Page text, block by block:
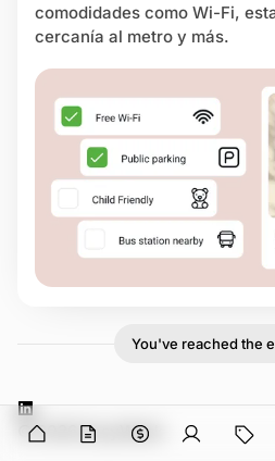
comodidades como Wi-Fi,
cercanía al metro y más.
You've reached the
© 2026 EasyWeek